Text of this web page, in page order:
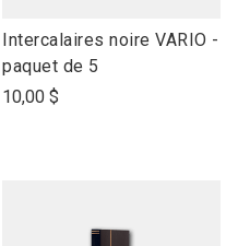
link
to
open
Intercalaires noire VARIO -
paquet de 5
10,00 $